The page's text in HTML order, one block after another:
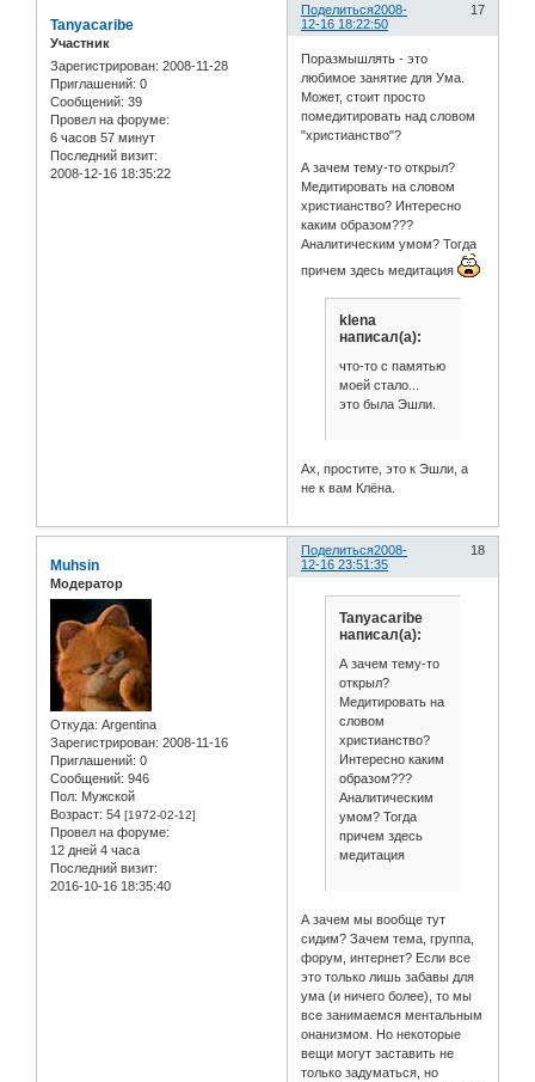
Поделиться 17
2008-
12-16 18:22:50
Tanyacaribe
Участник
Зарегистрирован: 2008-11-28
Приглашений: 0
Сообщений: 39
Провел на форуме:
6 часов 57 минут
Последний визит:
2008-12-16 18:35:22
Поразмышлять - это
любимое занятие для Ума.
Может, стоит просто
помедитировать над словом
"христианство"?
А зачем тему-то открыл?
Медитировать на словом
христианство? Интересно
каким образом???
Аналитическим умом? Тогда
причем здесь медитация
klena
написал(а):
что-то с памятью
моей стало...
это была Эшли.
Ах, простите, это к Эшли, а
не к вам Клёна.
Поделиться 18
2008-
12-16 23:51:35
Muhsin
Модератор
Откуда: Argentina
Зарегистрирован: 2008-11-16
Приглашений: 0
Сообщений: 946
Пол: Мужской
Возраст: 54 [1972-02-12]
Провел на форуме:
12 дней 4 часа
Последний визит:
2016-10-16 18:35:40
Tanyacaribe
написал(а):
А зачем тему-то
открыл?
Медитировать на
словом
христианство?
Интересно каким
образом???
Аналитическим
умом? Тогда
причем здесь
медитация
А зачем мы вообще тут
сидим? Зачем тема, группа,
форум, интернет? Если все
это только лишь забавы для
ума (и ничего более), то мы
все занимаемся ментальным
онанизмом. Но некоторые
вещи могут заставить не
только задуматься, но